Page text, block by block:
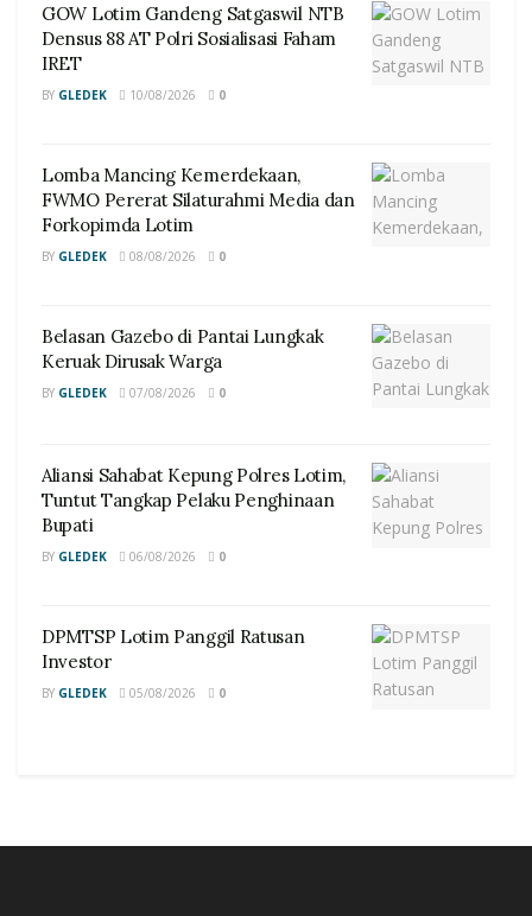
GOW Lotim Gandeng Satgaswil NTB
Densus 88 AT Polri Sosialisasi Faham
IRET
BY GLEDEK 10/08/2026 0
Lomba Mancing Kemerdekaan,
FWMO Pererat Silaturahmi Media dan
Forkopimda Lotim
BY GLEDEK 08/08/2026 0
Belasan Gazebo di Pantai Lungkak
Keruak Dirusak Warga
BY GLEDEK 07/08/2026 0
Aliansi Sahabat Kepung Polres Lotim,
Tuntut Tangkap Pelaku Penghinaan
Bupati
BY GLEDEK 06/08/2026 0
DPMTSP Lotim Panggil Ratusan
Investor
BY GLEDEK 05/08/2026 0